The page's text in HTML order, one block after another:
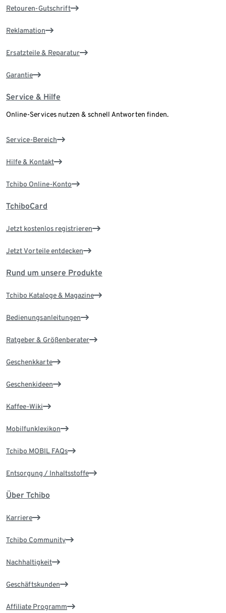
Retouren-Gutschrift
Reklamation
Ersatzteile & Reparatur
Garantie
Service & Hilfe
Online-Services nutzen & schnell Antworten finden.
Service-Bereich
Hilfe & Kontakt
Tchibo Online-Konto
TchiboCard
Jetzt kostenlos registrieren
Jetzt Vorteile entdecken
Rund um unsere Produkte
Tchibo Kataloge & Magazine
Bedienungsanleitungen
Ratgeber & Größenberater
Geschenkkarte
Geschenkideen
Kaffee-Wiki
Mobilfunklexikon
Tchibo MOBIL FAQs
Entsorgung / Inhaltsstoffe
Über Tchibo
Karriere
Tchibo Community
Nachhaltigkeit
Geschäftskunden
Affiliate Programm